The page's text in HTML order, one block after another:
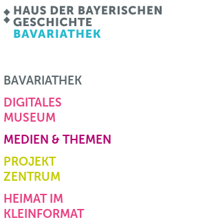
BAVARIATHEK
DIGITALES
MUSEUM
MEDIEN & THEMEN
PROJEKT
ZENTRUM
HEIMAT IM
KLEINFORMAT